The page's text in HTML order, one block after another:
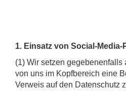
1. Einsatz von Social-Media-
(1) Wir setzen
von uns im Kopfbereich eine
Verweis auf den Datenschutz